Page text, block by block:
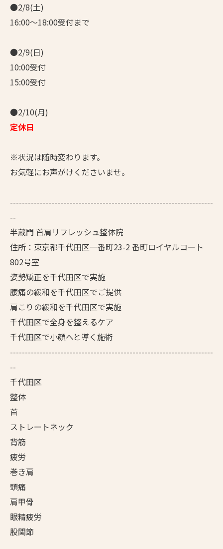
●2/8(土)
16:00～18:00受付まで
●2/9(日)
10:00受付
15:00受付
●2/10(月)
定休日
※状況は随時変わります。
お気軽にお声がけくださいませ。
--------------------------------------------------------------------
--
半蔵門 首肩リフレッシュ整体院
住所：東京都千代田区一番町23-2 番町ロイヤルコート
802号室
姿勢矯正を千代田区で実施
腰痛の緩和を千代田区でご提供
肩こりの緩和を千代田区で実施
千代田区で全身を整えるケア
千代田区で小顔へと導く施術
--------------------------------------------------------------------
--
千代田区
整体
首
ストレートネック
背筋
疲労
巻き肩
頭痛
肩甲骨
眼精疲労
股関節